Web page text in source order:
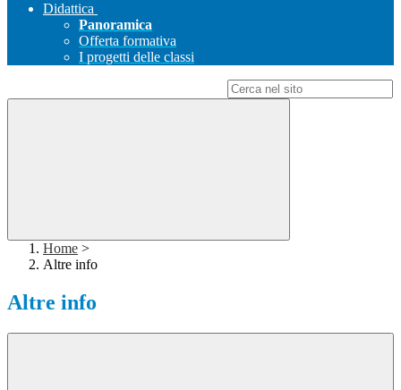
Didattica
Panoramica
Offerta formativa
I progetti delle classi
Home >
Altre info
Altre info